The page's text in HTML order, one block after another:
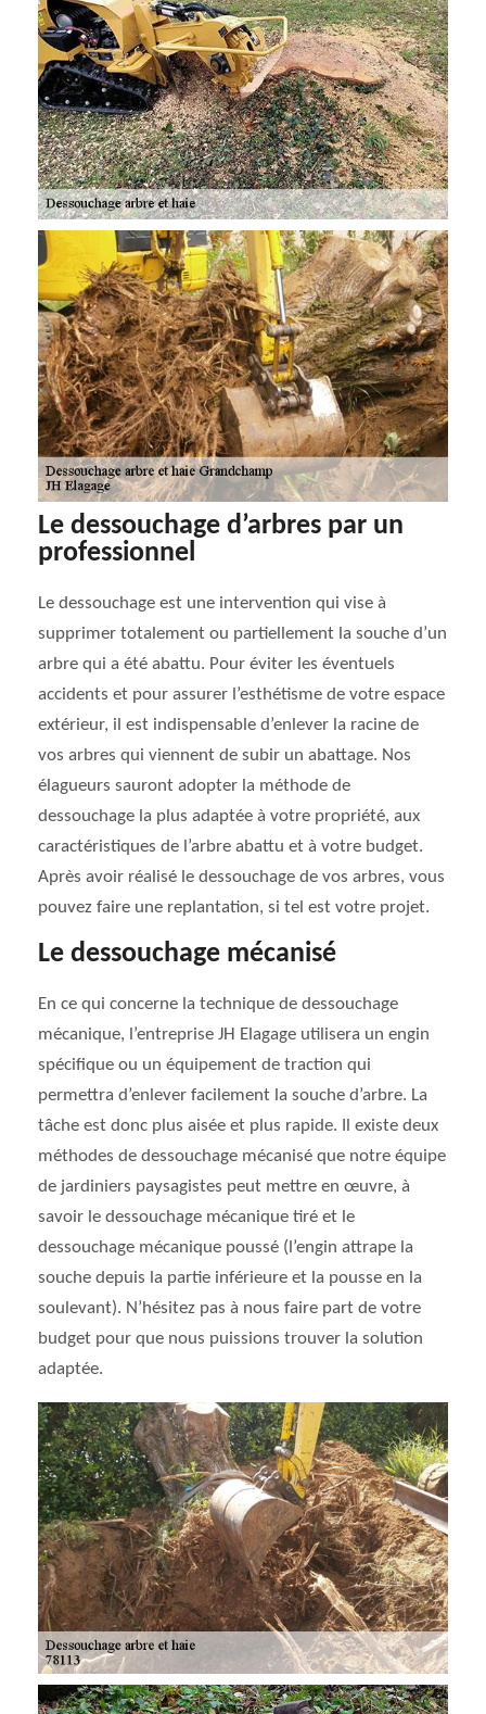
Le dessouchage d’arbres par un
professionnel
Le dessouchage est une intervention qui vise à
supprimer totalement ou partiellement la souche d’un
arbre qui a été abattu. Pour éviter les éventuels
accidents et pour assurer l’esthétisme de votre espace
extérieur, il est indispensable d’enlever la racine de
vos arbres qui viennent de subir un abattage. Nos
élagueurs sauront adopter la méthode de
dessouchage la plus adaptée à votre propriété, aux
caractéristiques de l’arbre abattu et à votre budget.
Après avoir réalisé le dessouchage de vos arbres, vous
pouvez faire une replantation, si tel est votre projet.
Le dessouchage mécanisé
En ce qui concerne la technique de dessouchage
mécanique, l’entreprise JH Elagage utilisera un engin
spécifique ou un équipement de traction qui
permettra d’enlever facilement la souche d’arbre. La
tâche est donc plus aisée et plus rapide. Il existe deux
méthodes de dessouchage mécanisé que notre équipe
de jardiniers paysagistes peut mettre en œuvre, à
savoir le dessouchage mécanique tiré et le
dessouchage mécanique poussé (l’engin attrape la
souche depuis la partie inférieure et la pousse en la
soulevant). N’hésitez pas à nous faire part de votre
budget pour que nous puissions trouver la solution
adaptée.